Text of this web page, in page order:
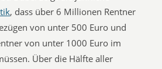
, dass über 6 Millionen Rentner
von unter 500 Euro und
von unter 1000 Euro im
Über die Hälfte aller